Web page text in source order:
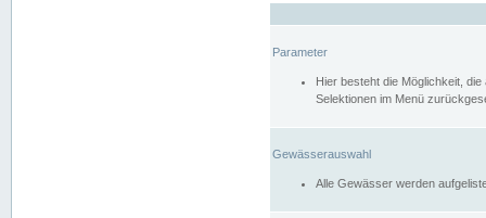
Parameter
Hier besteht die Möglichkeit,
Selektionen im Menü
Gewässerauswahl
Alle Gewässer werden